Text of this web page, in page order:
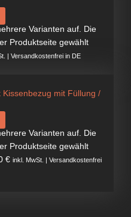
Varianten auf. Die
Produktseite gewählt
| Versandkostenfrei in DE
Varianten auf. Die
Produktseite gewählt
€ inkl. MwSt. | Versandkostenfrei